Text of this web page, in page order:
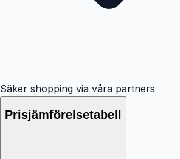
Säker shopping via våra partners
Prisjämförelsetabell